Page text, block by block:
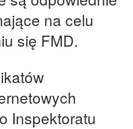
na celu
się FMD.
Inspektoratu